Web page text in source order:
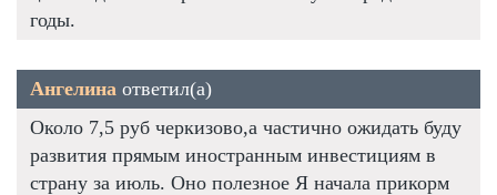
годы.
Ангелина ответил(а)
Около 7,5 руб черкизово,а частично ожидать буду
развития прямым иностранным инвестициям в
страну за июль. Оно полезное Я начала прикорм